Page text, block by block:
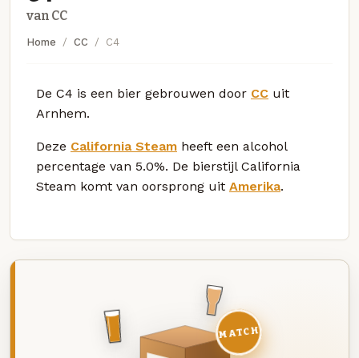
van CC
Home CC C4
De C4 is een bier gebrouwen door CC uit
Arnhem.
Deze California Steam heeft een alcohol
percentage van 5.0%. De bierstijl California
Steam komt van oorsprong uit Amerika.
MATCH